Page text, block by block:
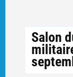
Salon